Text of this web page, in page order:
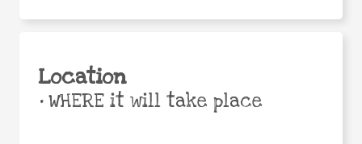
Location
•WHERE it will take place